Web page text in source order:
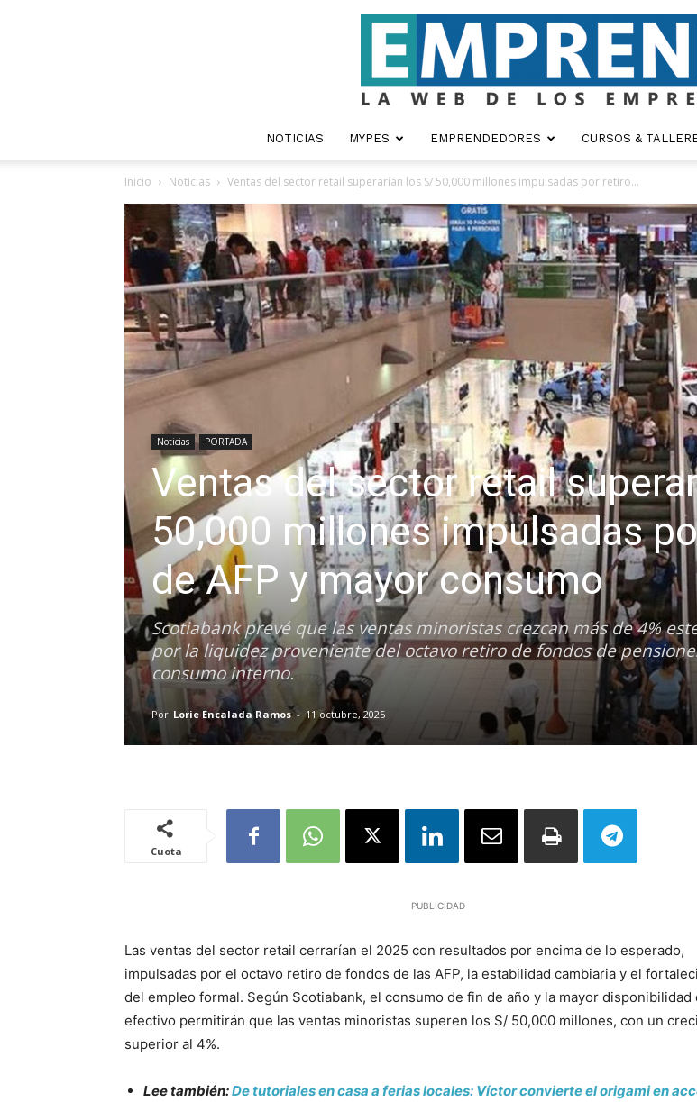
NOTICIAS MYPES EMPRENDEDORES CURSOS &
Inicio Noticias Ventas del sector retail superarían los S/ 50,000 millones impulsadas por retiro...
Noticias PORTADA
Ventas del sector retail
50,000 millones impulsadas
de AFP y mayor consumo
Scotiabank prevé que las ventas minoristas crezcan más de 4%
por la liquidez proveniente del octavo retiro de fondos de
consumo interno.
Por Lorie Encalada Ramos - 11 octubre, 2025
Cuota
PUBLICIDAD
Las ventas del sector retail cerrarían el 2025 con resultados por encima de lo esperado,
impulsadas por el octavo retiro de fondos de las AFP, la estabilidad cambiaria y el
del empleo formal. Según Scotiabank, el consumo de fin de año y la mayor disponibilidad
efectivo permitirán que las ventas minoristas superen los S/ 50,000 millones, con un
superior al 4%.
Lee también:De tutoriales en casa a ferias locales: Víctor convierte el origami en